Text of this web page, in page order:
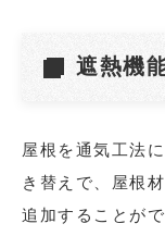
遮熱機
屋根を通気工法
き替えで、屋根
追加することがで